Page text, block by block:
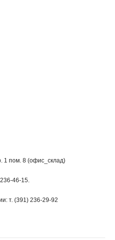
1 пом. 8 (офис_склад)
46-15.
т. (391) 236-29-92